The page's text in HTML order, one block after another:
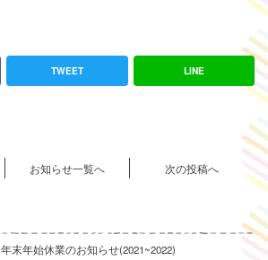
TWEET LINE
お知らせ一覧へ 次の投稿へ
年末年始休業のお知らせ(2021~2022)